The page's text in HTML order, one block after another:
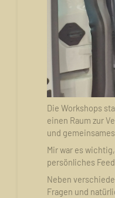
Die Workshops
einen Raum zur
und
Mir war es
persönliches
Neben
Fragen und